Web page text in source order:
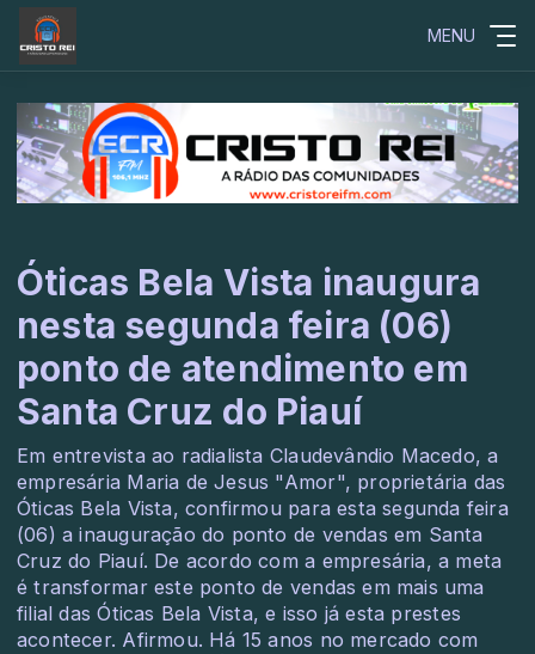
MENU
Óticas Bela Vista inaugura
nesta segunda feira (06)
ponto de atendimento em
Santa Cruz do Piauí
Em entrevista ao radialista Claudevândio Macedo, a
empresária Maria de Jesus "Amor", proprietária das
Óticas Bela Vista, confirmou para esta segunda feira
(06) a inauguração do ponto de vendas em Santa
Cruz do Piauí. De acordo com a empresária, a meta
é transformar este ponto de vendas em mais uma
filial das Óticas Bela Vista, e isso já esta prestes
acontecer. Afirmou. Há 15 anos no mercado com